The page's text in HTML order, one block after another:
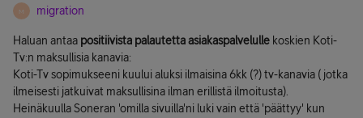
M migration
Haluan antaa positiivista palautetta asiakaspalvelulle koskien Koti-
Tv:n maksullisia kanavia:
Koti-Tv sopimukseeni kuului aluksi ilmaisina 6kk (?) tv-kanavia ( jotka
ilmeisesti jatkuivat maksullisina ilman erillistä ilmoitusta).
Heinäkuulla Soneran 'omilla sivuilla'ni luki vain että 'päättyy' kun